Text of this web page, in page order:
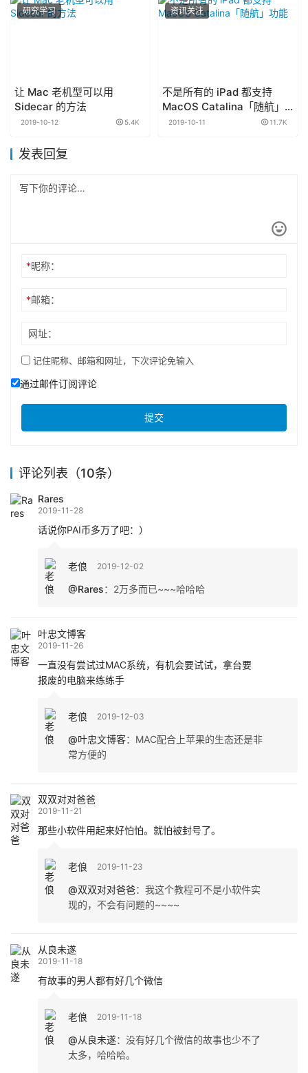
研究学习
让 Mac 老机型可以用
Sidecar 的方法
2019-10-12 5.4K
资讯关注
不是所有的 iPad 都支持
MacOS Catalina「随航」
功能
2019-10-11 11.7K
发表回复
*昵称：
*邮箱：
网址：
记住昵称、邮箱和网址，下次评论免输入
通过邮件订阅评论
提交
评论列表（10条）
Rares
2019-11-28
话说你PAI币多万了吧：）
老俍 2019-12-02
@Rares： 2万多而已~~~哈哈哈
叶忠文博客
2019-11-26
一直没有尝试过MAC系统，有机会要试试，拿台要
报废的电脑来练练手
老俍 2019-12-03
@叶忠文博客： MAC配合上苹果的生态还是非
常方便的
双双对对爸爸
2019-11-21
那些小软件用起来好怕怕。就怕被封号了。
老俍 2019-11-23
@双双对对爸爸： 我这个教程可不是小软件实
现的，不会有问题的~~~~
从良未遂
2019-11-18
有故事的男人都有好几个微信
老俍 2019-11-18
@从良未遂： 没有好几个微信的故事也少不了
太多，哈哈哈。